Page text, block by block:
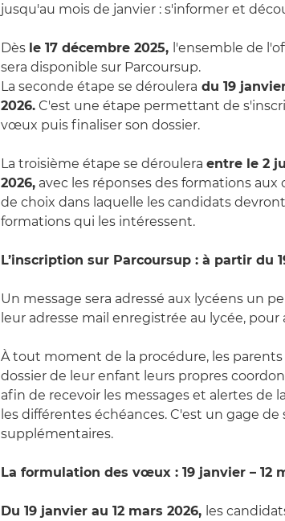
jusqu'au mois de janvier : s'informer et
Dès le 17 décembre 2025, l'ensemble de
sera disponible sur Parcoursup.
La seconde étape se déroulera du 19
2026.C'est une étape permettant de
vœux puis finaliser son dossier.
La troisième étape se déroulera entre le 2
2026,avec les réponses des formations aux
de choix dans laquelle les candidats
formations qui les intéressent.
L’inscription sur Parcoursup : à partir du
Un message sera adressé aux lycéens un
leur adresse mail enregistrée au lycée,
À tout moment de la procédure, les
dossier de leur enfant leurs propres
afin de recevoir les messages et alertes de
les différentes échéances. C'est un gage
supplémentaires.
La formulation des vœux : 19 janvier – 12
Du 19 janvier au 12 mars 2026, les